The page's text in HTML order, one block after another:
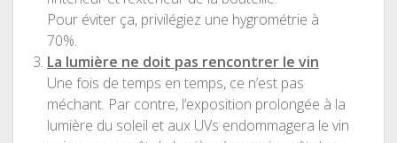
Pour éviter ça, privilégiez une hygrométrie à
70%.
La lumière ne doit pas rencontrer le vin
Une fois de temps en temps, ce n’est pas
méchant. Par contre, l’exposition prolongée à la
lumière du soleil et aux UVs endommagera le vin